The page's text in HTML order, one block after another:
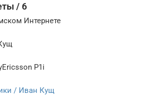
/ 6
Интернете
P1i
/ Иван Кущ